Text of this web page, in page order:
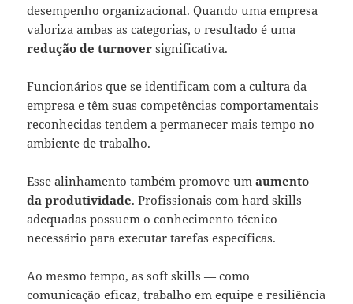
desempenho organizacional. Quando uma empresa
valoriza ambas as categorias, o resultado é uma
redução de turnover significativa.
Funcionários que se identificam com a cultura da
empresa e têm suas competências comportamentais
reconhecidas tendem a permanecer mais tempo no
ambiente de trabalho.
Esse alinhamento também promove umaumento
da produtividade. Profissionais com hard skills
adequadas possuem o conhecimento técnico
necessário para executar tarefas específicas.
Ao mesmo tempo, as soft skills — como
comunicação eficaz, trabalho em equipe e resiliência